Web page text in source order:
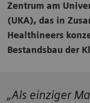
Zentrum am
(UKA), das in
Healthineers
Bestandsbau der
„Als einziger